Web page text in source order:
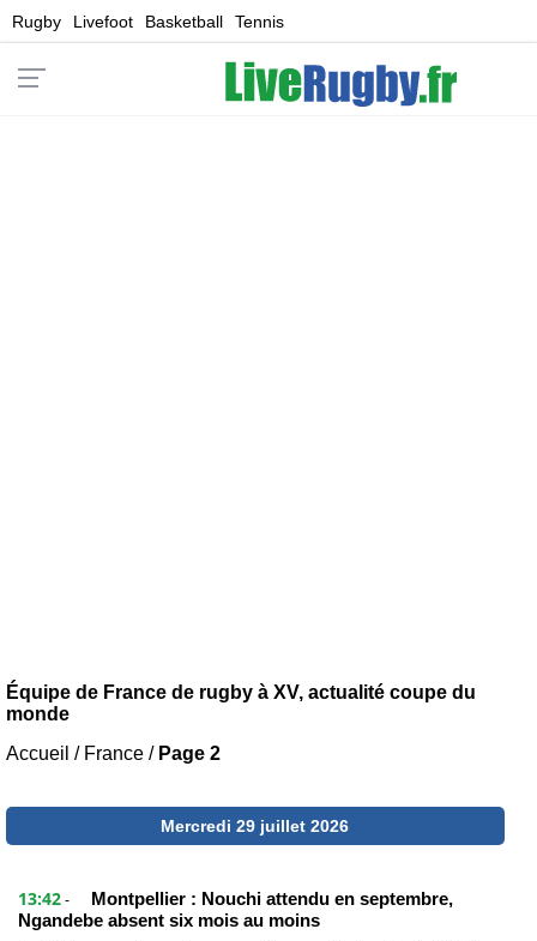
Rugby Livefoot Basketball Tennis
Équipe de France de rugby à XV, actualité coupe du
monde
Accueil / France / Page 2
Mercredi 29 juillet 2026
13:42 -
Montpellier : Nouchi attendu en septembre,
Ngandebe absent six mois au moins